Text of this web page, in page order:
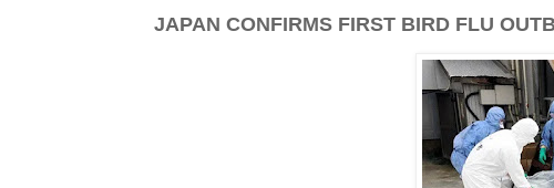
JAPAN CONFIRMS FIRST BIRD FLU